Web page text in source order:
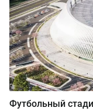
Футбольный